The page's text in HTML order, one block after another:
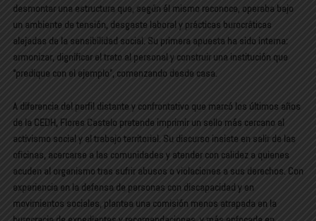
desmontar una estructura que, según él mismo reconoce, operaba bajo
un ambiente de tensión, desgaste laboral y prácticas burocráticas
alejadas de la sensibilidad social. Su primera apuesta ha sido interna:
armonizar, dignificar el trato al personal y construir una institución que
“predique con el ejemplo”, comenzando desde casa.
A diferencia del perfil distante y confrontativo que marcó los últimos años
de la CEDH, Flores Castelo pretende imprimir un sello más cercano al
activismo social y al trabajo territorial. Su discurso insiste en salir de las
oficinas, acercarse a las comunidades y atender con calidez a quienes
acuden al organismo tras sufrir abusos o violaciones a sus derechos. Con
experiencia en la defensa de personas con discapacidad y en
movimientos sociales, plantea una comisión menos atrapada en la